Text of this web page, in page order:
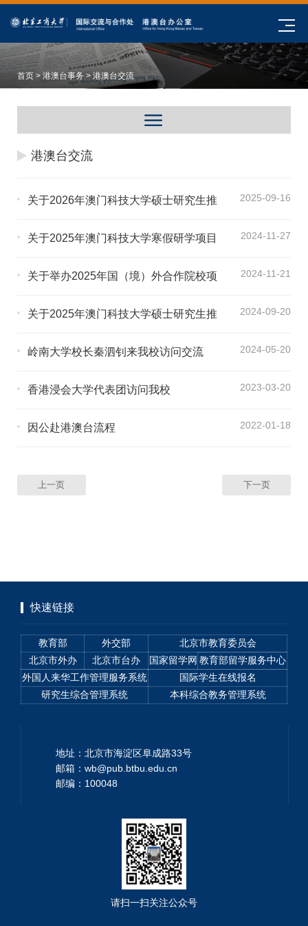
首页> 港澳台事务> 港澳台交流
港澳台交流
2025-09-16
关于2026年澳门科技大学硕士研究生推
2024-11-27
关于2025年澳门科技大学寒假研学项目
2024-11-21
关于举办2025年国（境）外合作院校项
2024-09-20
关于2025年澳门科技大学硕士研究生推
2024-05-20
岭南大学校长秦泗钊来我校访问交流
2023-03-20
香港浸会大学代表团访问我校
2022-01-18
因公赴港澳台流程
上一页 下一页
快速链接
教育部 外交部
北京市教育委员会
北京市外办
北京市台办 国家留学网 教育部留学服务中心
外国人来华工作管理服务系统
国际学生在线报名
研究生综合管理系统
本科综合教务管理系统
地址：北京市海淀区阜成路33号
邮箱：wb@pub.btbu.edu.cn
邮编：100048
请扫一扫关注公众号